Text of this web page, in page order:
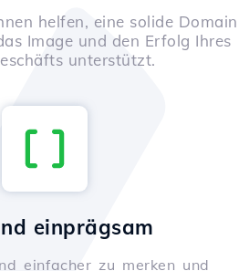
helfen, eine solide Domain
Image und den Erfolg Ihres
unterstützt.
einprägsam
einfacher zu merken und